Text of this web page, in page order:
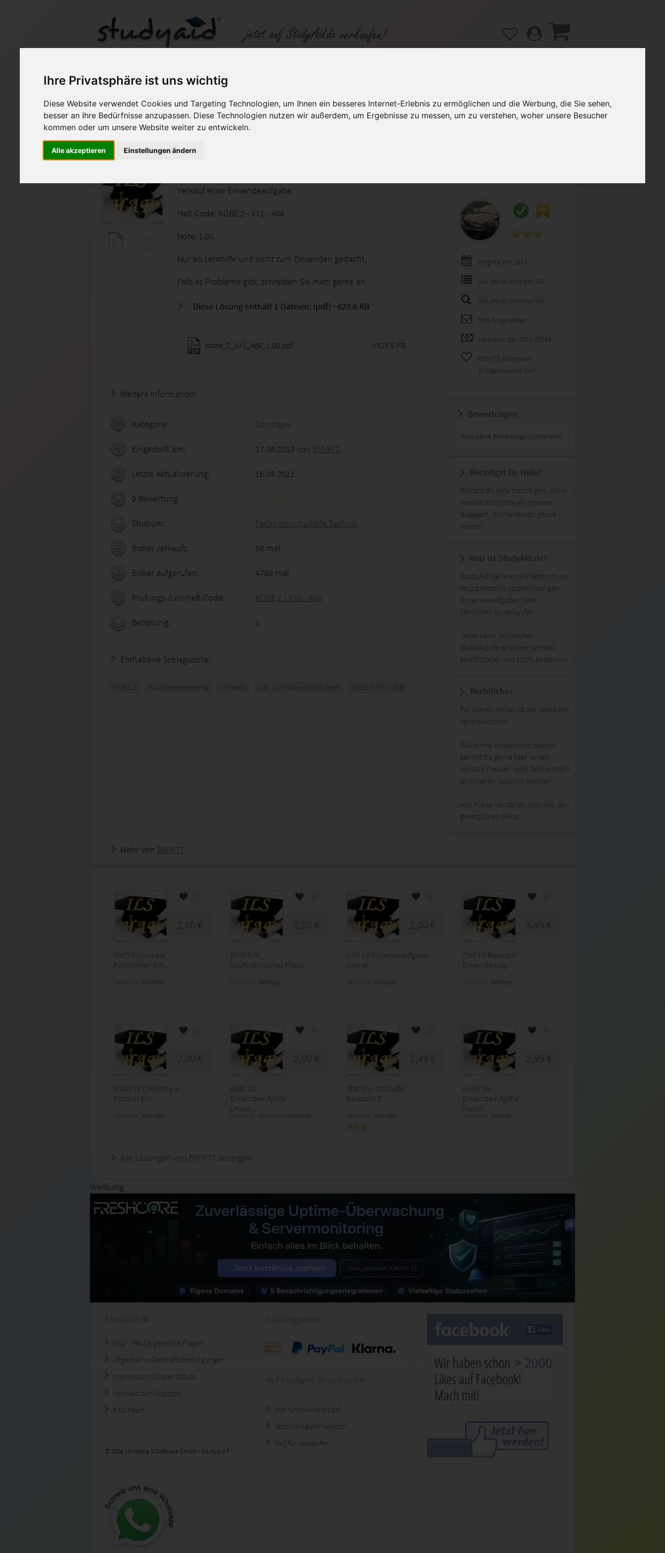
Ihre Privatsphäre ist uns wichtig
Diese Website verwendet Cookies und Targeting Technologien, um Ihnen ein besseres Internet-Erlebnis zu ermöglichen und die Werbung, die Sie sehen,
besser an Ihre Bedürfnisse anzupassen. Diese Technologien nutzen wir außerdem, um Ergebnisse zu messen, um zu verstehen, woher unsere Besucher
kommen oder um unsere Website weiter zu entwickeln.
Alle akzeptieren Einstellungen ändern
Auf StudyAid.de verkaufen Kategorien Studiengänge / Lehrgänge Hilfe / FAQ
Verkauf einer Einsendeaufgabe.
Heft-Code: KOBE 2 - XX1 - A06
Note: 1,00
Nur als Lernhilfe und nicht zum Einsenden gedacht.
Falls es Probleme gibt, schreiben Sie mich gerne an.
Diese Lösung enthält 1 Dateien: (pdf) ~820.6 KB
Kobe_2_XX1_A06_1,00.pdf ~ 820.6 KB
Weitere Information:
Kategorie: Sonstiges
Eingestellt am: 17.08.2018 von BMW77
Letzte Aktualisierung: 16.09.2021
0 Bewertung
Studium: Fachhochschulreife Technik
Bisher verkauft: 58 mal
Bisher aufgerufen: 4789 mal
Prüfungs-/Lernheft-Code: KOBE 2 - XX1 - A06
Benotung: 1
Enthaltene Schlagworte:
KOBE 2 Maschinenelemente Schweiß- Löt- und Klebverbindungen KOBE 2 - XX1 - A06
Mitglied seit 2017
Alle Artikel anzeigen (56)
Alle Artikel durchsuchen
Eine Frage stellen
Verdienst: zw. 1000-2500€
BMW77 abonnieren
Es folgen bereits 5 User!
Bewertungen
noch keine Bewertungen vorhanden
Benötigst Du Hilfe?
Solltest du Hilfe benötigen, dann
wende dich bitte an unseren
Support . Wir helfen dir gerne
weiter!
Was ist StudyAid.de?
StudyAid.de ist eine Plattform um
selbst erstellte Musterlösungen,
Einsendeaufgaben oder
Lernhilfen zu verkaufen.
Jeder kann mitmachen.
StudyAid.de ist sicher, schnell,
komfortabel und 100% kostenlos.
Rechtliches
Für diesen Artikel ist der Verkäufer
verantwortlich.
Sollte mal etwas nicht passen,
kannst Du gerne hier einen
Verstoß melden oder Dich einfach
an unseren Support wenden.
Alle Preise verstehen sich inkl. der
gesetzlichen MwSt.
Mehr von BMW77
2,00 €
MatS 8N Lineare
Funktionen Ein...
Sonstiges
2,00 €
BEWI 8/N
Kaufmännisches Praxis...
Sonstiges
2,00 €
LitM 1N Einsendeaufgabe
Charak...
Sonstiges
3,49 €
Stat 4N Baustatik
Einsendeaufg...
Sonstiges
2,00 €
ENAN 19 Choosing a
Product Ein...
Sonstiges
2,00 €
MatL 2N
Einsendeaufgabe
Linear...
Abitur und Hochschule
2,49 €
Stat 1N / 0315 A08
Baustatik E...
Sonstiges
2,99 €
KoBe 1N
Einsendeaufgabe
Maschi...
Sonstiges
Alle Lösungen von BMW77 anzeigen!
Werbung
FAQ - Häufig gestellte Fragen
Allgemeine Geschäftsbedingungen
Impressum & Datenschutz
Kontakt zum Support
RSS-Feed
© 2026 1M Media & Software GmbH - StudyAid ®
Wie funktioniert das?
Jetzt Verkäufer werden
FAQ für Verkäufer
> 2000